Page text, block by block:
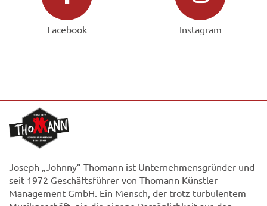
Facebook Instagram
Joseph „Johnny” Thomann ist Unternehmensgründer und
seit 1972 Geschäftsführer von Thomann Künstler
Management GmbH. Ein Mensch, der trotz turbulentem